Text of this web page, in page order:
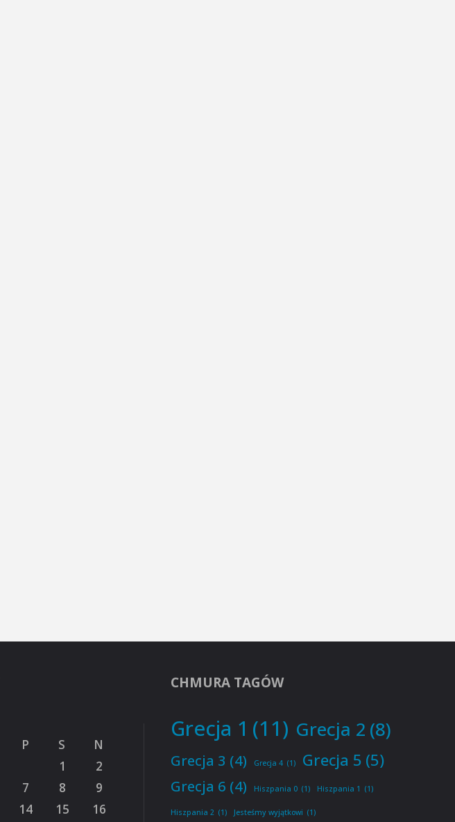
P S
N
1
2
7 8
9
14 15 16
CHMURA TAGÓW
Grecja 1 (11) Grecja 2 (8)
Grecja 3 (4) Grecja 4 (1) Grecja 5 (5)
Grecja 6 (4) Hiszpania 0 (1) Hiszpania 1 (1)
Hiszpania 2 (1) Jesteśmy wyjątkowi (1)